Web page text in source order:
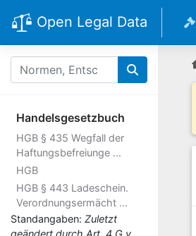
Open Legal Data
Handelsgesetzbuch
HGB § 435 Wegfall der
Haftungsbefreiunge ...
HGB
HGB § 443 Ladeschein.
Verordnungsermächt ...
Standangaben: Zuletzt
geändert durch Art. 4 G v.